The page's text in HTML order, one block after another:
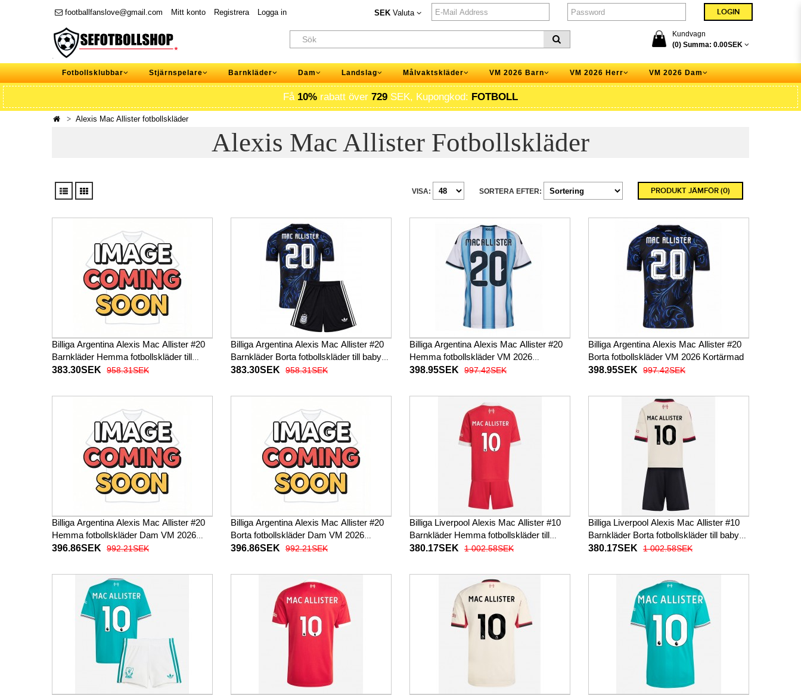
footballfanslove@gmail.com Mitt konto Registrera Logga in SEK Valuta
Kundvagn
(0) Summa: 0.00SEK
Fotbollsklubbar Stjärnspelare Barnkläder Dam Landslag Målvaktskläder VM 2026 Barn VM 2026 Herr VM 2026 Dam
Få 10% rabatt över 729 SEK, Kupongkod: FOTBOLL
Alexis Mac Allister fotbollskläder
Alexis Mac Allister Fotbollskläder
PRODUKT JÄMFÖR (0)
SORTERA EFTER:
VISA:
Billiga Argentina Alexis Mac Allister #20
Barnkläder Hemma fotbollskläder till
baby VM 2026 Kortärmad (+ Korta
383.30SEK 958.31SEK
Billiga Argentina Alexis Mac Allister #20
Barnkläder Borta fotbollskläder till baby
VM 2026 Kortärmad (+ Korta byxor)
383.30SEK 958.31SEK
Billiga Argentina Alexis Mac Allister #20
Hemma fotbollskläder VM 2026
Kortärmad
398.95SEK 997.42SEK
Billiga Argentina Alexis Mac Allister #20
Borta fotbollskläder VM 2026 Kortärmad
398.95SEK
997.42SEK
Billiga Argentina Alexis Mac Allister #20
Hemma fotbollskläder Dam VM 2026
Kortärmad
396.86SEK 992.21SEK
Billiga Argentina Alexis Mac Allister #20
Borta fotbollskläder Dam VM 2026
Kortärmad
396.86SEK 992.21SEK
Billiga Liverpool Alexis Mac Allister #10
Barnkläder Hemma fotbollskläder till
baby 2025-26 Kortärmad (+ Korta byxor)
380.17SEK 1 002.58SEK
Billiga Liverpool Alexis Mac Allister #10
Barnkläder Borta fotbollskläder till baby
2025-26 Kortärmad (+ Korta byxor)
380.17SEK 1 002.58SEK